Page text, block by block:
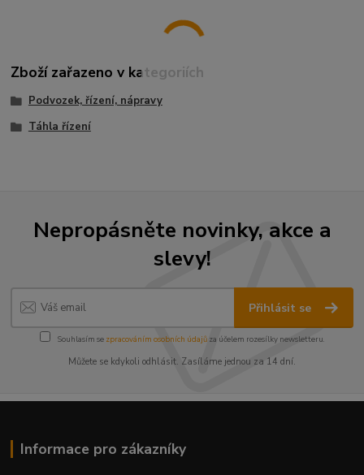
Zboží zařazeno v kategoriích
Podvozek, řízení, nápravy
Táhla řízení
Nepropásněte novinky, akce a
slevy!
Přihlásit se
Souhlasím se zpracováním osobních údajůza účelem rozesílky newsletteru.
Můžete se kdykoli odhlásit. Zasíláme jednou za 14 dní.
Informace pro zákazníky